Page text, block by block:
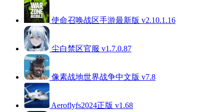
使命召唤战区手游最新版 v2.10.1.16
尘白禁区官服 v1.7.0.87
像素战地世界战争中文版 v7.8
Aeroflyfs2024正版 v1.68